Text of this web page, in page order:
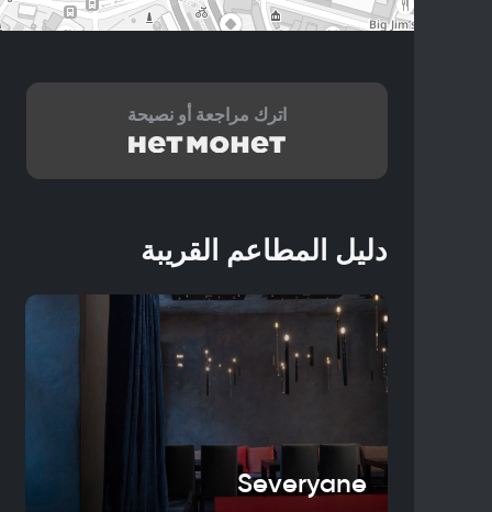
اترك مراجعة أو نصيحة
دليل المطاعم القريبة
Severyane